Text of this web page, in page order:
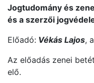
Jogtudomány és
és a szerzői
Előadó: Vékás Lajos,
Az előadás zenei
elő.